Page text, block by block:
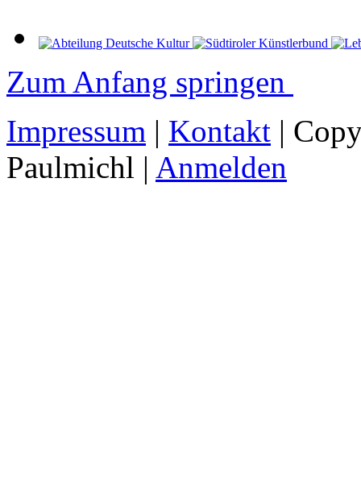
Zum Anfang springen
Impressum | Kontakt |
Paulmichl | Anmelden